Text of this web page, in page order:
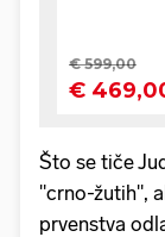
Što se tiče
"crno-žutih",
prvenstva